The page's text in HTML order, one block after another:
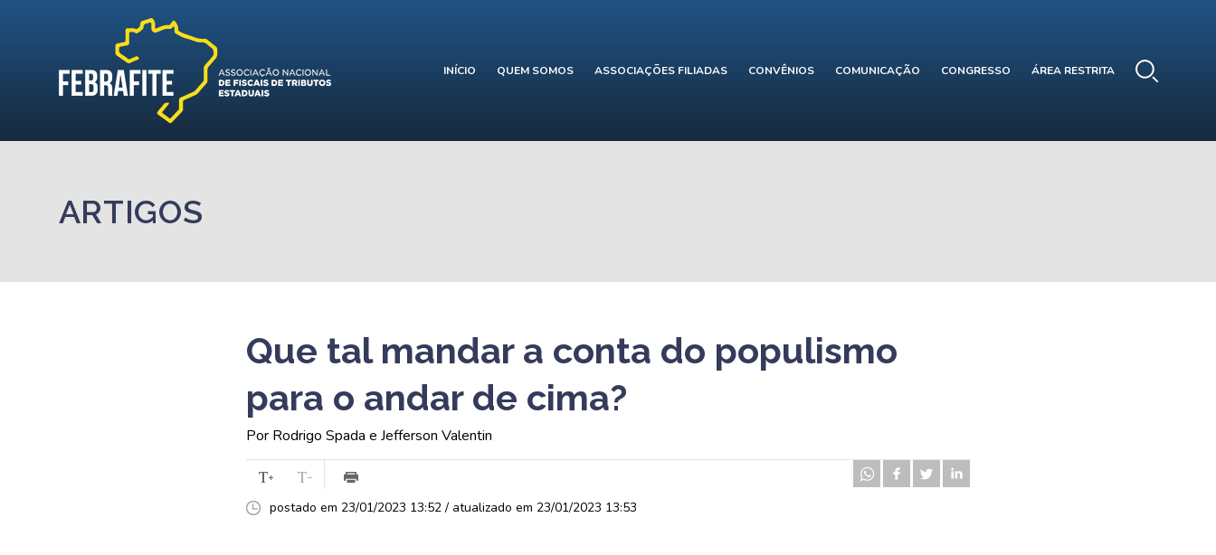
INÍCIO QUEM SOMOS ASSOCIAÇÕES FILIADAS CONVÊNIOS COMUNICAÇÃO CONGRESSO ÁREA RESTRITA
ARTIGOS
Que tal mandar a conta do populismo
para o andar de cima?
Por Rodrigo Spada e Jefferson Valentin
postado em 23/01/2023 13:52 / atualizado em 23/01/2023 13:53